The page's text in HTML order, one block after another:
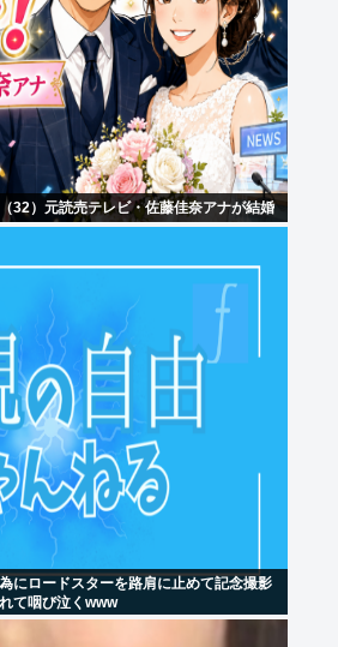
32）元読売テレビ・佐藤佳奈アナが結婚
にロードスターを路肩に止めて記念撮影
て咽び泣くwww